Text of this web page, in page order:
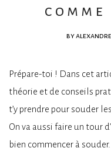
by
Prépare-toi ! Dans cet
théorie et de conseils
t’y prendre pour souder
On va aussi faire un tour
bien commencer à souder.